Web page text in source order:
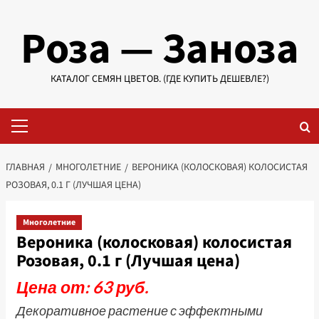
содержимому
Роза — Заноза
КАТАЛОГ СЕМЯН ЦВЕТОВ. (ГДЕ КУПИТЬ ДЕШЕВЛЕ?)
меню
ГЛАВНАЯ МНОГОЛЕТНИЕ
ВЕРОНИКА (КОЛОСКОВАЯ) КОЛОСИСТАЯ
РОЗОВАЯ, 0.1 Г (ЛУЧШАЯ ЦЕНА)
Многолетние
Вероника (колосковая) колосистая
Розовая, 0.1 г (Лучшая цена)
Цена от: 63 руб.
Декоративное растение с эффектными